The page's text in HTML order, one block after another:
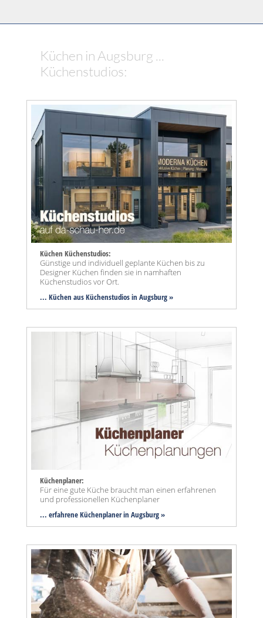
Küchen in Augsburg ...
Küchenstudios:
Küchen Küchenstudios:
Günstige und individuell geplante Küchen bis zu
Designer Küchen finden sie in namhaften
Küchenstudios vor Ort.
... Küchen aus Küchenstudios in Augsburg »
Küchenplaner:
Für eine gute Küche braucht man einen erfahrenen
und professionellen Küchenplaner
... erfahrene Küchenplaner in Augsburg »